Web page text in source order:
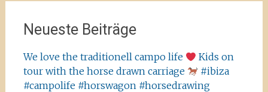
Neueste Beiträge
We love the traditionell campo life
Kids on
tour with the horse drawn carriage
#ibiza
#campolife #horswagon #horsedrawing